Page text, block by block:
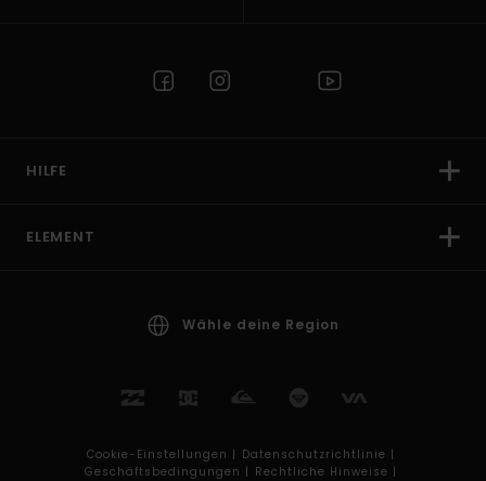
HILFE
ELEMENT
Wähle deine Region
Cookie-Einstellungen | Datenschutzrichtlinie |
Geschäftsbedingungen | Rechtliche Hinweise |